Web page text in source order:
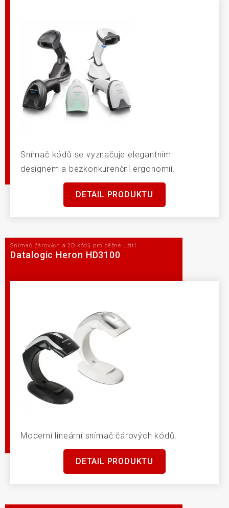
Snímač kódů se vyznačuje elegantním
designem a bezkonkurenční ergonomií.
DETAIL PRODUKTU
Snímač čárových a 2D kódů pro běžné užití
Datalogic Heron HD3100
Moderní lineární snímač čárových kódů.
DETAIL PRODUKTU